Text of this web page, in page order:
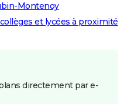
Montenoy
et lycées à proximité
directement par e-